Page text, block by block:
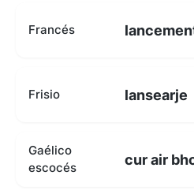
Francés
Frisio lansearje
Gaélico
escocés
cur air